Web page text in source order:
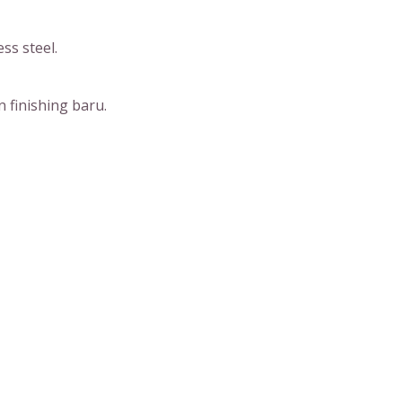
steel.
finishing baru.